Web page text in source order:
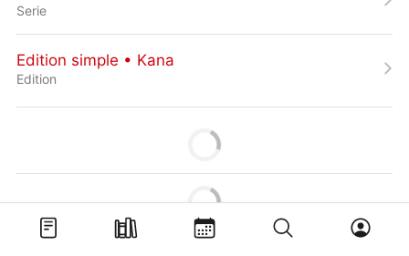
Serie
Edition simple • Kana
Edition